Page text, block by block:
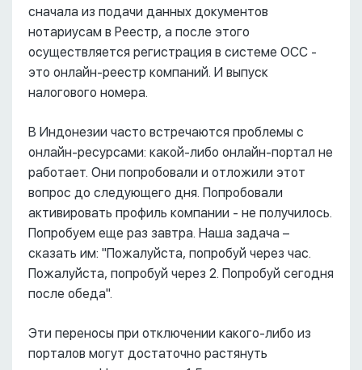
сначала из подачи данных документов
нотариусам в Реестр, а после этого
осуществляется регистрация в системе ОСС -
это онлайн-реестр компаний. И выпуск
налогового номера.
В Индонезии часто встречаются проблемы с
онлайн-ресурсами: какой-либо онлайн-портал не
работает. Они попробовали и отложили этот
вопрос до следующего дня. Попробовали
активировать профиль компании - не получилось.
Попробуем еще раз завтра. Наша задача –
сказать им: "Пожалуйста, попробуй через час.
Пожалуйста, попробуй через 2. Попробуй сегодня
после обеда".
Эти переносы при отключении какого-либо из
порталов могут достаточно растянуть